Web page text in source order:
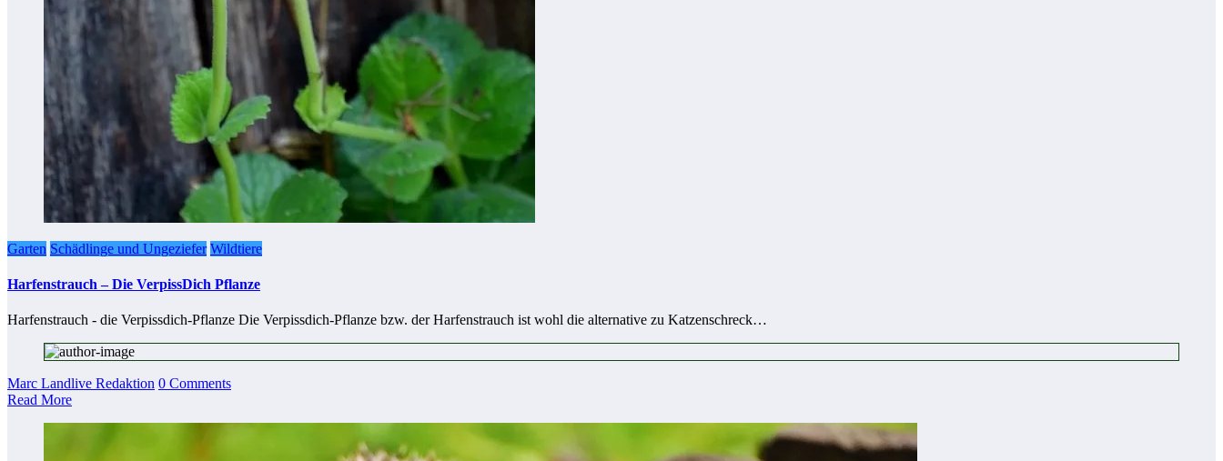
Garten Schädlinge und Ungeziefer Wildtiere
Harfenstrauch – Die VerpissDich Pflanze
Harfenstrauch - die Verpissdich-Pflanze Die Verpissdich-Pflanze bzw. der Harfenstrauch ist wohl die alternative zu Katzenschreck…
Marc Landlive Redaktion 0 Comments
Read More